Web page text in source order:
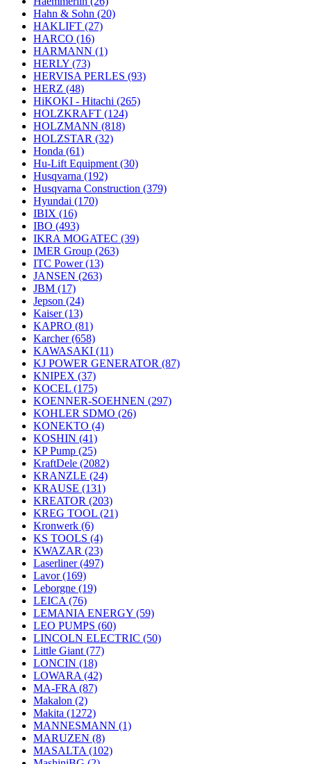
Hahn & Sohn (20)
HAKLIFT (27)
HARCO (16)
HARMANN (1)
HERLY (73)
HERVISA PERLES (93)
HERZ (48)
HiKOKI - Hitachi (265)
HOLZKRAFT (124)
HOLZMANN (818)
HOLZSTAR (32)
Honda (61)
Hu-Lift Equipment (30)
Husqvarna (192)
Husqvarna Construction (379)
Hyundai (170)
IBIX (16)
IBO (493)
IKRA MOGATEC (39)
IMER Group (263)
ITC Power(13)
JANSEN (263)
JBM (17)
Jepson (24)
Kaiser(13)
KAPRO (81)
Karcher(658)
KAWASAKI (11)
KJ POWER GENERATOR (87)
KNIPEX (37)
KOCEL (175)
KOENNER-SOEHNEN (297)
KOHLER SDMO (26)
KONEKTO (4)
KOSHIN (41)
KP Pump (25)
KraftDele (2082)
KRANZLE (24)
KRAUSE (131)
KREATOR (203)
KREG TOOL (21)
Kronwerk (6)
KS TOOLS (4)
KWAZAR (23)
Laserliner(497)
Lavor(169)
Leborgne (19)
LEICA (76)
LEMANIA ENERGY (59)
LEO PUMPS (60)
LINCOLN ELECTRIC (50)
Little Giant (77)
LONCIN (18)
LOWARA (42)
MA-FRA (87)
Makalon (2)
Makita (1272)
MANNESMANN (1)
MARUZEN (8)
MASALTA (102)